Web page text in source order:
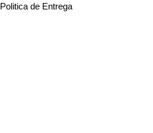
Politica de Entrega